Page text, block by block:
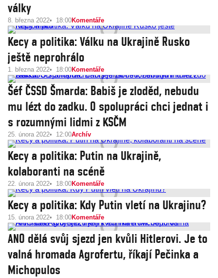
války
8. března 2022 18:00Komentáře
Kecy a politika: Válku na Ukrajině Rusko
ještě neprohrálo
1. března 2022 18:00Komentáře
Šéf ČSSD Šmarda: Babiš je zloděd, nebudu
mu lézt do zadku. O spolupráci chci jednat i
s rozumnými lidmi z KSČM
25. února 2022 12:00Archív
Kecy a politika: Putin na Ukrajině,
kolaboranti na scéně
22. února 2022 18:00Komentáře
Kecy a politika: Kdy Putin vletí na Ukrajinu?
15. února 2022 18:00Komentáře
ANO dělá svůj sjezd jen kvůli Hitlerovi. Je to
valná hromada Agrofertu, říkají Pečinka a
Michopulos